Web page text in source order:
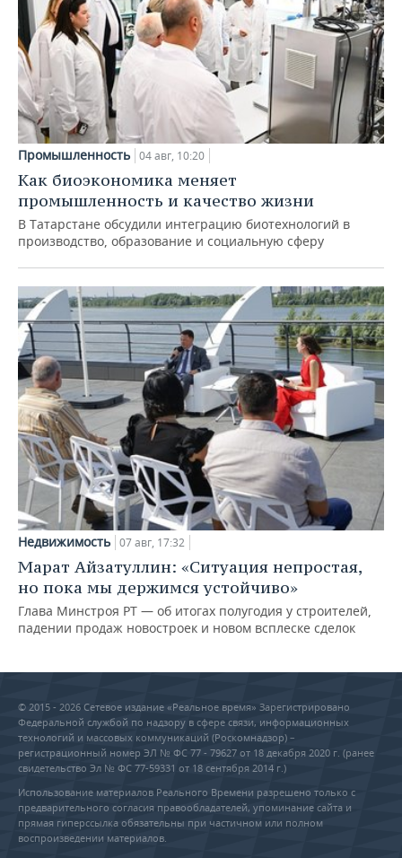
Промышленность 04 авг, 10:20
Как биоэкономика меняет
промышленность и качество жизни
В Татарстане обсудили интеграцию биотехнологий в
производство, образование и социальную сферу
Недвижимость 07 авг, 17:32
Марат Айзатуллин: «Ситуация непростая,
но пока мы держимся устойчиво»
Глава Минстроя РТ — об итогах полугодия у строителей,
падении продаж новостроек и новом всплеске сделок
© 2015 - 2026 Сетевое издание «Реальное время» Зарегистрировано
Федеральной службой по надзору в сфере связи, информационных
технологий и массовых коммуникаций (Роскомнадзор) –
регистрационный номер ЭЛ № ФС 77 - 79627 от 18 декабря 2020 г. (ранее
свидетельство Эл № ФС 77-59331 от 18 сентября 2014 г.)
Использование материалов Реального Времени разрешено только с
предварительного согласия правообладателей, упоминание сайта и
прямая гиперссылка обязательны при частичном или полном
воспроизведении материалов.